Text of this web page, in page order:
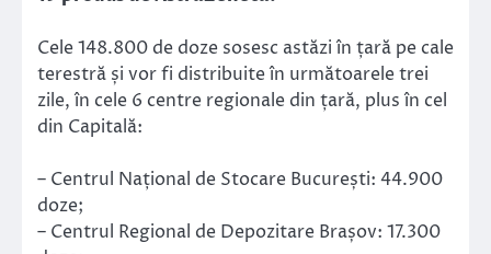
Cele 148.800 de doze sosesc astăzi în țară pe cale
terestră și vor fi distribuite în următoarele trei
zile, în cele 6 centre regionale din țară, plus în cel
din Capitală:
– Centrul Național de Stocare București: 44.900
doze;
– Centrul Regional de Depozitare Brașov: 17.300